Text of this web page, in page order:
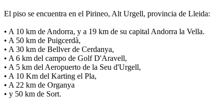
El piso se encuentra en el Pirineo, Alt Urgell, provincia de Lleida:
• A 10 km de Andorra, y a 19 km de su capital Andorra la Vella.
• A 50 km de Puigcerdà,
• A 30 km de Bellver de Cerdanya,
• A 6 km del campo de Golf D'Aravell,
• A 5 km del Aeropuerto de la Seu d'Urgell,
• A 10 Km del Karting el Pla,
• A 22 km de Organya
• y 50 km de Sort.